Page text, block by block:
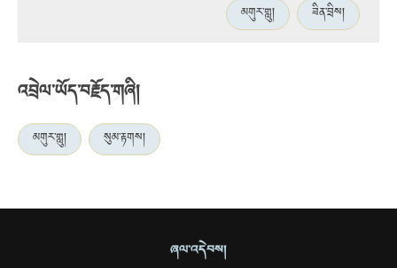
མགུར་གླུ། ཟིན་བྲིས།
འབྲེལ་ཡོད་བརྗོད་གཞི།
མགུར་གླུ། སུམ་རྟགས།
ཞལ་འདེབས།